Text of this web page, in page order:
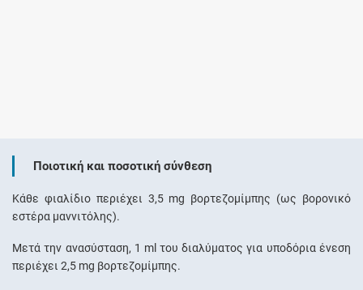
Ποιοτική και ποσοτική σύνθεση
Κάθε φιαλίδιο περιέχει 3,5 mg βορτεζομίμπης (ως βορονικό
εστέρα μαννιτόλης).
Μετά την ανασύσταση, 1 ml του διαλύματος για υποδόρια ένεση
περιέχει 2,5 mg βορτεζομίμπης.